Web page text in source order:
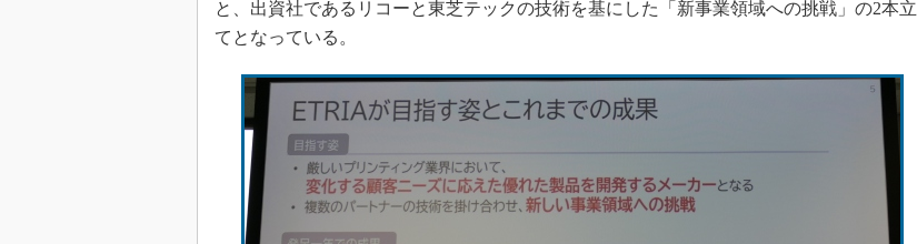
と、出資社であるリコーと東芝テックの技術を基にした「新事業領域への挑戦」の2本立
てとなっている。